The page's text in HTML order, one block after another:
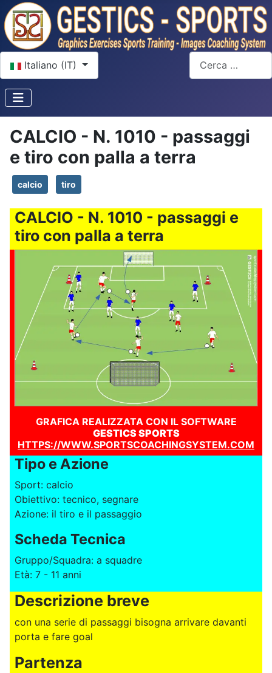
Seleziona la tua lingua
Italiano (IT)
Cerca
CALCIO - N. 1010 - passaggi
e tiro con palla a terra
calcio tiro
CALCIO - N. 1010 - passaggi e
tiro con palla a terra
GRAFICA REALIZZATA CON IL SOFTWARE
GESTICS SPORTS
HTTPS://WWW.SPORTSCOACHINGSYSTEM.COM
Tipo e Azione
Sport: calcio
Obiettivo: tecnico, segnare
Azione: il tiro e il passaggio
Scheda Tecnica
Gruppo/Squadra: a squadre
Età: 7 - 11 anni
Descrizione breve
con una serie di passaggi bisogna arrivare davanti
porta e fare goal
Partenza